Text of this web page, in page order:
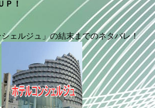
Ｐ！
ェルジュ」の結末までのネタバレ！